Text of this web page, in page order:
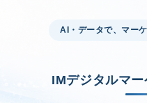
AI・データで、マー
IMデジタルマ